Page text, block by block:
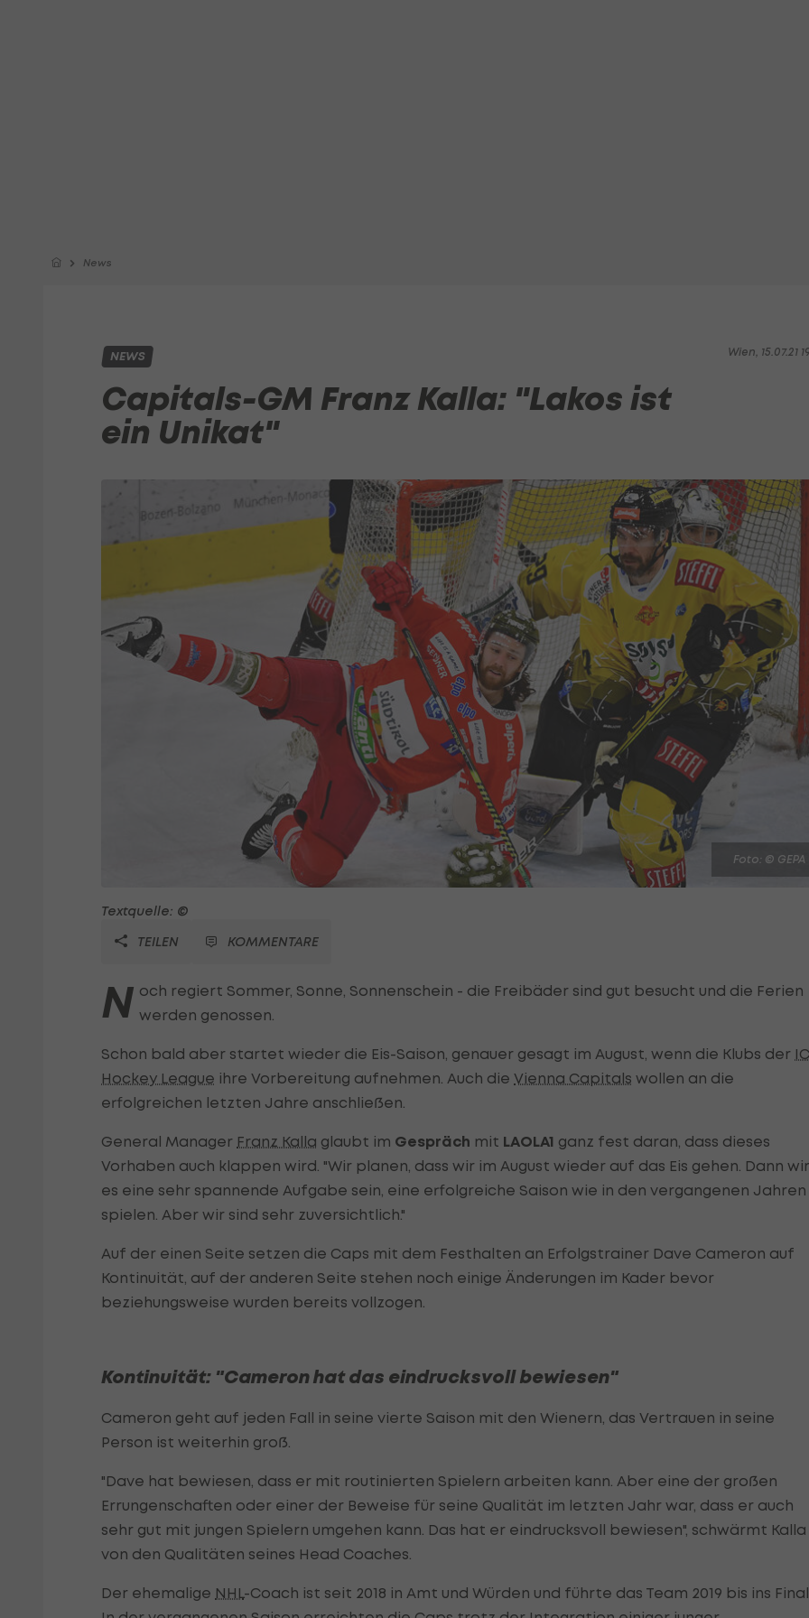
News
Wien, 15.07.21
NEWS
Capitals-GM Franz Kalla: "Lakos ist
ein Unikat"
Foto: © GEPA
Textquelle: ©
TEILEN
KOMMENTARE
N och regiert Sommer, Sonne, Sonnenschein - die Freibäder sind gut besucht und die Ferien
werden genossen.
Schon bald aber startet wieder die Eis-Saison, genauer gesagt im August, wenn die Klubs der
Hockey League ihre Vorbereitung aufnehmen. Auch die Vienna Capitals wollen an die
erfolgreichen letzten Jahre anschließen.
General Manager Franz Kalla glaubt im Gespräch mit LAOLA1 ganz fest daran, dass dieses
Vorhaben auch klappen wird. "Wir planen, dass wir im August wieder auf das Eis gehen. Dann
es eine sehr spannende Aufgabe sein, eine erfolgreiche Saison wie in den vergangenen Jahren
spielen. Aber wir sind sehr zuversichtlich."
Auf der einen Seite setzen die Caps mit dem Festhalten an Erfolgstrainer Dave Cameron auf
Kontinuität, auf der anderen Seite stehen noch einige Änderungen im Kader bevor
beziehungsweise wurden bereits vollzogen.
Kontinuität: "Cameron hat das eindrucksvoll bewiesen"
Cameron geht auf jeden Fall in seine vierte Saison mit den Wienern, das Vertrauen in seine
Person ist weiterhin groß.
"Dave hat bewiesen, dass er mit routinierten Spielern arbeiten kann. Aber eine der großen
Errungenschaften oder einer der Beweise für seine Qualität im letzten Jahr war, dass er auch
sehr gut mit jungen Spielern umgehen kann. Das hat er eindrucksvoll bewiesen", schwärmt Kalla
von den Qualitäten seines Head Coaches.
Der ehemalige NHL-Coach ist seit 2018 in Amt und Würden und führte das Team 2019 bis ins